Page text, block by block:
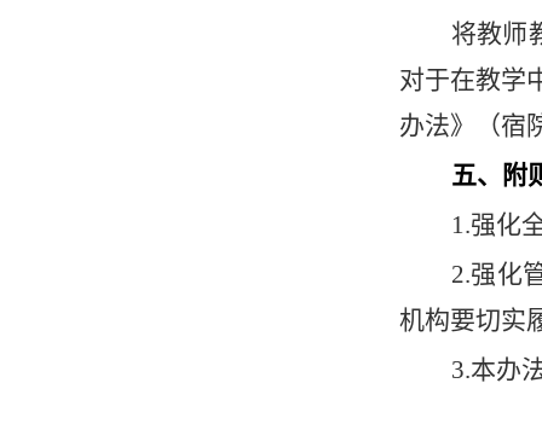
将教师
对于在教学
办法》（宿
五、附
1.强化
2.强化
机构要切实
3.本办